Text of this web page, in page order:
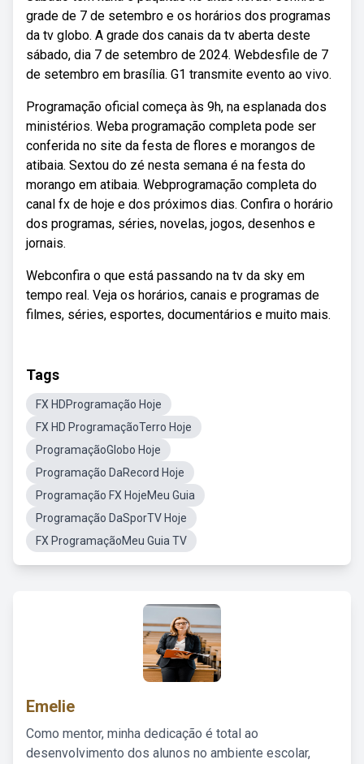
grade de 7 de setembro e os horários dos programas
da tv globo. A grade dos canais da tv aberta deste
sábado, dia 7 de setembro de 2024. Webdesfile de 7
de setembro em brasília. G1 transmite evento ao vivo.
Programação oficial começa às 9h, na esplanada dos
ministérios. Weba programação completa pode ser
conferida no site da festa de flores e morangos de
atibaia. Sextou do zé nesta semana é na festa do
morango em atibaia. Webprogramação completa do
canal fx de hoje e dos próximos dias. Confira o horário
dos programas, séries, novelas, jogos, desenhos e
jornais.
Webconfira o que está passando na tv da sky em
tempo real. Veja os horários, canais e programas de
filmes, séries, esportes, documentários e muito mais.
Tags
FX HDProgramação Hoje
FX HD ProgramaçãoTerro Hoje
ProgramaçãoGlobo Hoje
Programação DaRecord Hoje
Programação FX HojeMeu Guia
Programação DaSporTV Hoje
FX ProgramaçãoMeu Guia TV
Emelie
Como mentor, minha dedicação é total ao
desenvolvimento dos alunos no ambiente escolar,